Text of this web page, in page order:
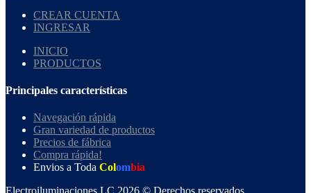
CREAR CUENTA
INGRESAR
INICIO
PRODUCTOS
Principales características
Navegación rápida
Gran variedad de productos
Precios de fábrica
Compra rápida!
Envios a Toda Colombia